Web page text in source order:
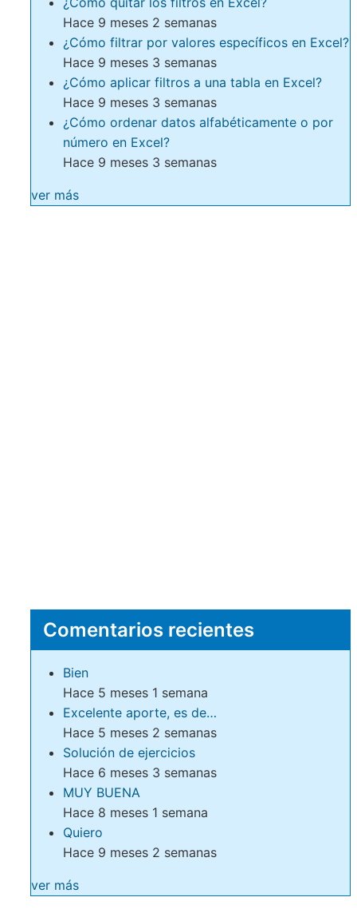
Hace 9 meses 2 semanas
¿Cómo filtrar por valores específicos en Excel?
Hace 9 meses 3 semanas
¿Cómo aplicar filtros a una tabla en Excel?
Hace 9 meses 3 semanas
¿Cómo ordenar datos alfabéticamente o por
número en Excel?
Hace 9 meses 3 semanas
ver más
Comentarios recientes
Bien
Hace 5 meses 1 semana
Excelente aporte, es de…
Hace 5 meses 2 semanas
Solución de ejercicios
Hace 6 meses 3 semanas
MUY BUENA
Hace 8 meses 1 semana
Quiero
Hace 9 meses 2 semanas
ver más